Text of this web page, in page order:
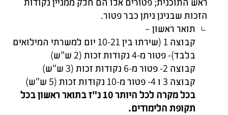
הזכות שבגינן ניתן כבר פטור.
תואר ראשון –
קבוצה 1 (שירתו בין 10-21 יום למשרתי המילואים
בלבד)- פטור מ-4 נקודות זכות (2 ש"ש)
קבוצה 2- פטור מ-6 נקודות זכות (3 ש"ש)
קבוצה 3 ו 4- פטור מ-10 נקודות זכות (5 ש"ש)
בכל מקרה לכל היותר 10 נ"ז בתואר ראשון בכל
תקופת הלימודים.